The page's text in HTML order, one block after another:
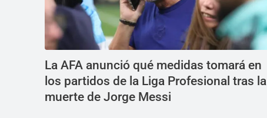
La AFA anunció qué medidas tomará en
los partidos de la Liga Profesional tras la
muerte de Jorge Messi